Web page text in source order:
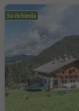
Su richiesta